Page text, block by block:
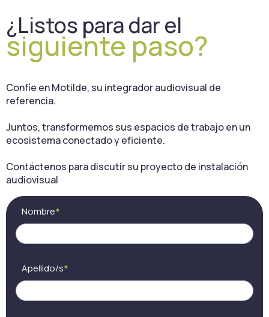
¿Listos para dar el
siguiente paso?
Confíe en Motilde, su integrador audiovisual de
referencia.
Juntos, transformemos sus espacios de trabajo en un
ecosistema conectado y eficiente.
Contáctenos para discutir su proyecto de instalación
audiovisual
(ES)
Nombre*
Apellido/s*
eres
humano,
deja
en
blanco.